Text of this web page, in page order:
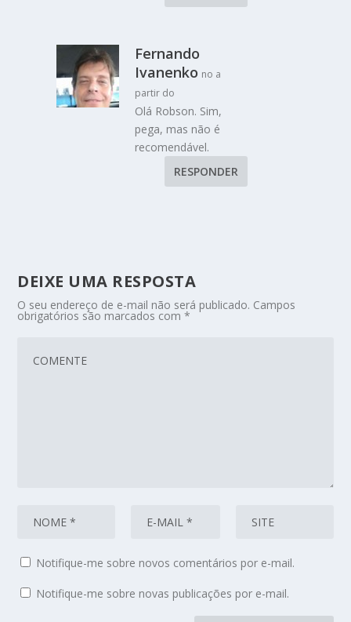
Fernando
Ivanenko no a
partir do
Olá Robson. Sim,
pega, mas não é
recomendável.
RESPONDER
DEIXE UMA RESPOSTA
O seu endereço de e-mail não será publicado. Campos
obrigatórios são marcados com*
Notifique-me sobre novos comentários por e-mail.
Notifique-me sobre novas publicações por e-mail.